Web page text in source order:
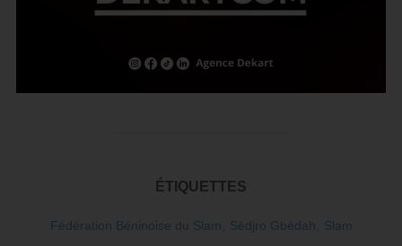
ÉTIQUETTES
Fédération Béninoise du Slam Sèdjro Gbèdah Slam